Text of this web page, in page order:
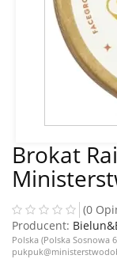
Brokat
(0
Producent:
Polska (Polska Sosnowa